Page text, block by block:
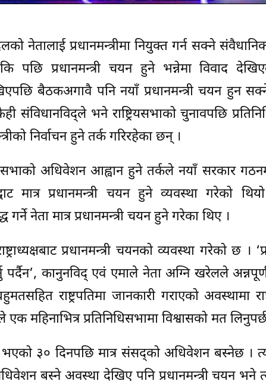
नेतालाई प्रधानमन्त्रीमा नियुक्त गर्न सक्ने
पछि प्रधानमन्त्री चयन हुने भन्नेमा विवाद
बैठकअगावै पनि नयाँ प्रधानमन्त्री चयन हुन
संविधानविद्ले भने राष्ट्रियसभाको चुनावपछि
निर्वाचन हुने तर्क गरिरहेका छन् ।
अधिवेशन आह्वान हुने तर्कले नयाँ सरकार
मात्र प्रधानमन्त्री चयन हुने व्यवस्था गरेको
नेता मात्र प्रधानमन्त्री चयन हुने गरेका थिए ।
प्रधानमन्त्री चयनको व्यवस्था गरेको छ ।
पर्दैन’, कानुनविद् एवं एमाले नेता अग्नि खरेलले
राष्ट्रपतिमा जानकारी गराएको अवस्थामा
एक महिनाभित्र प्रतिनिधिसभामा विश्वासको मत
भएको ३० दिनपछि मात्र संसद्को अधिवेशन बस्नेछ ।
बस्ने अवस्था देखिए पनि प्रधानमन्त्री चयन भने